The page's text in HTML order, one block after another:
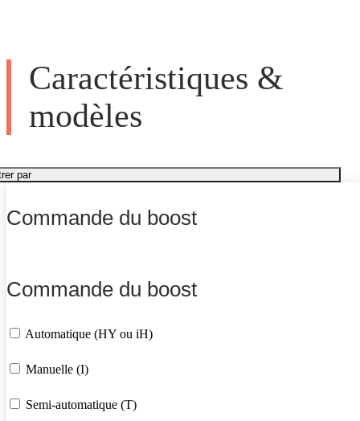
Caractéristiques &
modèles
par
Commande du boost
Commande du boost
Automatique (HY ou iH)
Manuelle (I)
Semi-automatique (T)